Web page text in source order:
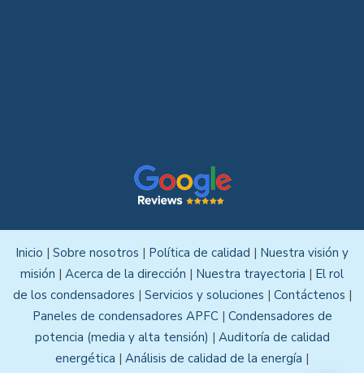
Inicio | Sobre nosotros | Política de calidad | Nuestra visión y
misión | Acerca de la dirección | Nuestra trayectoria | El rol
de los condensadores | Servicios y soluciones | Contáctenos |
Paneles de condensadores APFC | Condensadores de
potencia (media y alta tensión) | Auditoría de calidad
energética | Análisis de calidad de la energía |